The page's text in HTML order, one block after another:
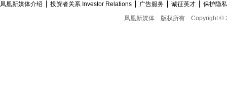
凤凰新媒体介绍 投资者关系 Investor Relations 广告服务 诚征英才
保护隐
凤凰新媒体
版权所有 Copyright ©